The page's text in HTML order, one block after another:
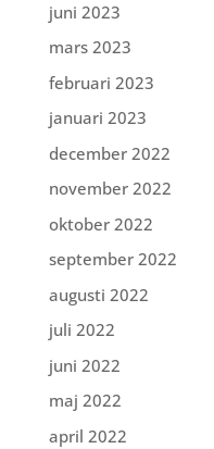
juni 2023
mars 2023
februari 2023
januari 2023
december 2022
november 2022
oktober 2022
september 2022
augusti 2022
juli 2022
juni 2022
maj 2022
april 2022